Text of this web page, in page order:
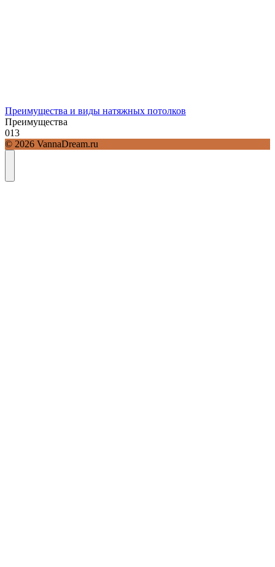
Преимущества и виды натяжных потолков
Преимущества
013
© 2026 VannaDream.ru